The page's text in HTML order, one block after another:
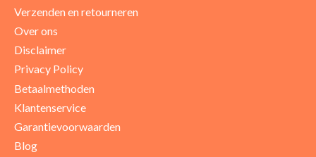
Uw beoordeling
Verzenden en retourneren
Over ons
Disclaimer
Privacy Policy
Betaalmethoden
Klantenservice
Garantievoorwaarden
Blog